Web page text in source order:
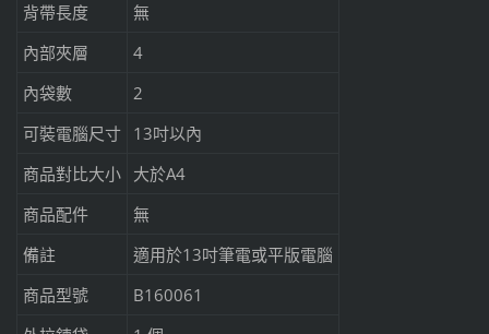
背帶長度
無
內部夾層
4
內袋數
2
可裝電腦尺寸
13吋以內
商品對比大小
大於A4
商品配件
無
備註
適用於13吋筆電或平版電腦
商品型號
B160061